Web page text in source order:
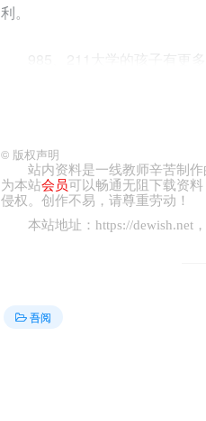
利。
985、211大学的孩子有更
所211也是顶级211，分别是中
四、人脉资源广
985、211这样的名校，其
待问题角度也会有所不同，而
在毕业后，同学彼此之间
© 版权声明
站内资料是一线教师辛苦制作
为本站会员可以畅通无阻下载资
侵权。创作不易，请尊重劳动！
本站地址： https://dewish.net
吾阅